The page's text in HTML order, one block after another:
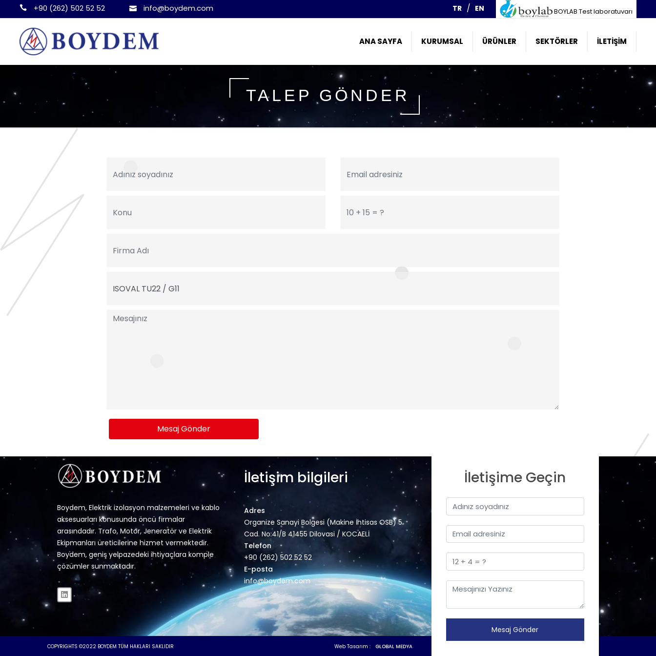
+90 (262) 502 52 52 info@boydem.com TR EN BOYLAB Test laboratuvarı
ANA SAYFA KURUMSAL ÜRÜNLER SEKTÖRLER İLETIŞIM
TALEP GÖNDER
Mesaj Gönder
Boydem, Elektrik izolasyon malzemeleri ve kablo
aksesuarları konusunda öncü firmalar
arasındadır. Trafo, Motor, Jeneratör ve Elektrik
Ekipmanları üreticilerine hizmet vermektedir.
Boydem, geniş yelpazedeki ihtiyaçlara komple
çözümler sunmaktadır.
İletişim bilgileri
Adres
Organize Sanayi Bolgesi (Makine İhtisas OSB) 5.
Cad. No:41/B 41455 Dilovasi / KOCAELİ
Telefon
+90 (262) 502 52 52
E-posta
info@boydem.com
İletişime Geçin
Mesaj Gönder
COPYRIGHTS ©2022 BOYDEM TÜM HAKLARI SAKLIDIR Web Tasarım : GLOBAL MEDYA